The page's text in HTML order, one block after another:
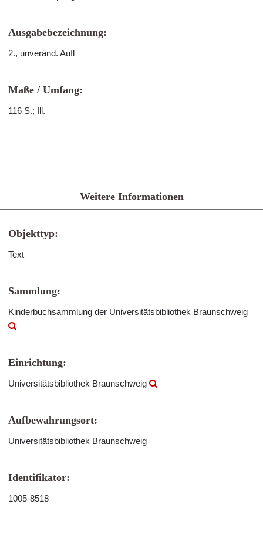
Ausgabebezeichnung:
2., unveränd. Aufl
Maße / Umfang:
116 S.; Ill.
Weitere Informationen
Objekttyp:
Text
Sammlung:
Kinderbuchsammlung der Universitätsbibliothek Braunschweig
Einrichtung:
Universitätsbibliothek Braunschweig
Aufbewahrungsort:
Universitätsbibliothek Braunschweig
Identifikator:
1005-8518